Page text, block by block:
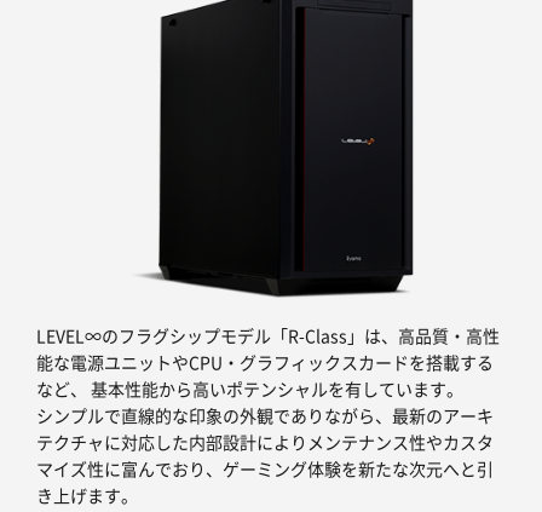
LEVEL∞のフラグシップモデル「R-Class」は、高品質・高性
能な電源ユニットやCPU・グラフィックスカードを搭載する
など、 基本性能から高いポテンシャルを有しています。
シンプルで直線的な印象の外観でありながら、最新のアーキ
テクチャに対応した内部設計によりメンテナンス性やカスタ
マイズ性に富んでおり、ゲーミング体験を新たな次元へと引
き上げます。